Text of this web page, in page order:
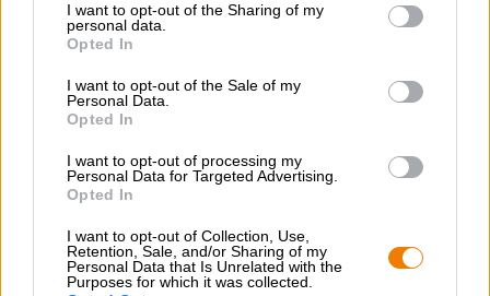
I want to opt-out of the Sharing of my
personal data.
Opted In
I want to opt-out of the Sale of my
Personal Data.
Opted In
I want to opt-out of processing my
Personal Data for Targeted Advertising.
Opted In
I want to opt-out of Collection, Use,
Retention, Sale, and/or Sharing of my
Personal Data that Is Unrelated with the
Purposes for which it was collected.
Birra internazionale
€ 3,49
MEHRWEG
0,33 L Bottiglia - € 10,58 / LTR